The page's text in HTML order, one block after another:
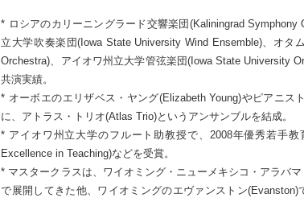
* ロシアのカリーニングラード交響楽団(Kaliningrad Symphony
立大学吹奏楽団(Iowa State University Wind Ensemble)、オタ
Orchestra)、アイオワ州立大学管弦楽団(Iowa State University
共演実績。
* オーボエのエリザベス・ヤング(Elizabeth Young)やピアニス
に、アトラス・トリオ(Atlas Trio)というアンサンブルを結成。
* アイオワ州立大学のフルート助教授で、2008年優秀若手教
Excellence in Teaching)などを受賞。
* マスタークラスは、ワイオミング・ニューメキシコ・アラバ
で展開してきた他、ワイオミングのエヴァンストン(Evanston)